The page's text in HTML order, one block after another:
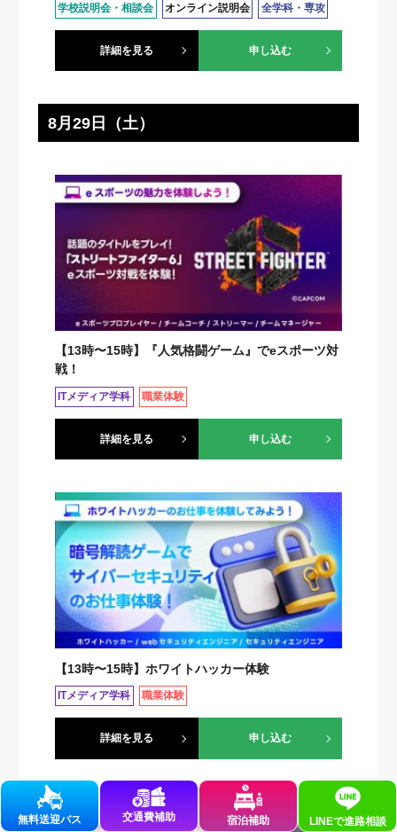
学校説明会・相談会 オンライン説明会 全学科・専攻
詳細を見る 申し込む
8月29日（土）
【13時〜15時】『人気格闘ゲーム』でeスポーツ対
戦！
ITメディア学科 職業体験
詳細を見る 申し込む
【13時〜15時】ホワイトハッカー体験
ITメディア学科 職業体験
詳細を見る 申し込む
無料送迎バス 交通費補助 宿泊補助 LINEで進路相談